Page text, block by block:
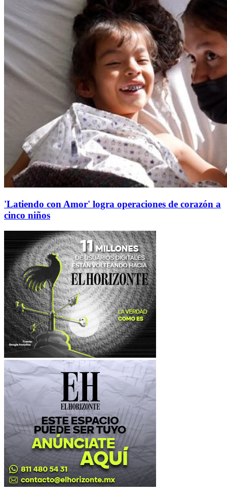
'Latiendo con Amor' logra operaciones de corazón a
cinco niños